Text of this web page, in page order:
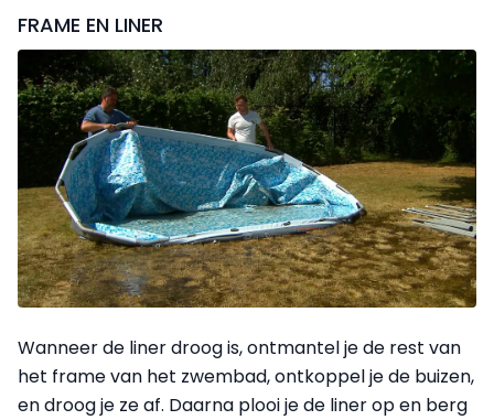
FRAME EN LINER
Wanneer de liner droog is, ontmantel je de rest van
het frame van het zwembad, ontkoppel je de buizen,
en droog je ze af. Daarna plooi je de liner op en berg